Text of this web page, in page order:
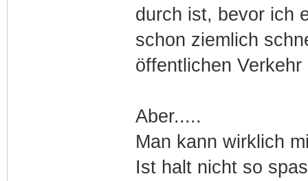
durch ist, bevor ich
schon ziemlich
öffentlichen
Aber.....
Man kann wirklich
Ist halt nicht so